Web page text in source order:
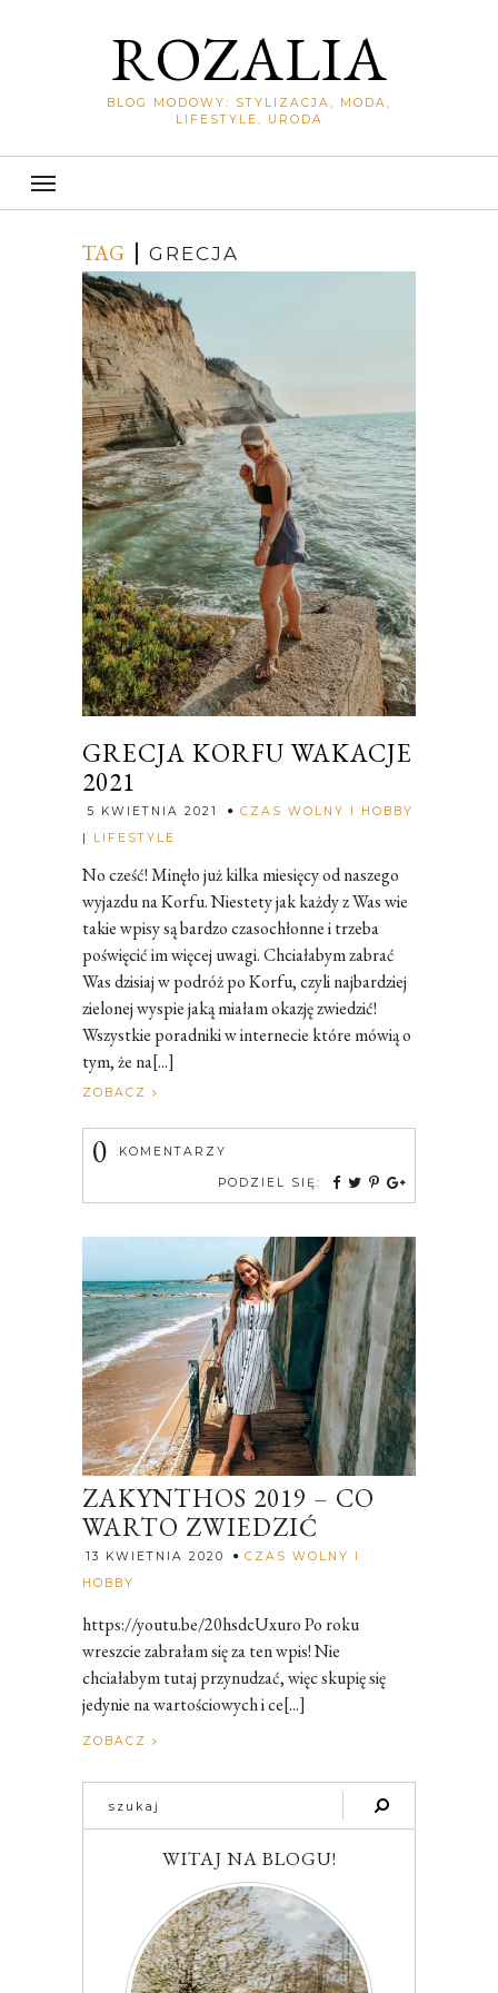
ROZALIA
BLOG MODOWY: STYLIZACJA, MODA,
LIFESTYLE, URODA
TAG GRECJA
GRECJA KORFU WAKACJE
2021
5 KWIETNIA 2021
CZAS WOLNY I HOBBY
| LIFESTYLE
No cześć! Minęło już kilka miesięcy od naszego
wyjazdu na Korfu. Niestety jak każdy z Was wie
takie wpisy są bardzo czasochłonne i trzeba
poświęcić im więcej uwagi. Chciałabym zabrać
Was dzisiaj w podróż po Korfu, czyli najbardziej
zielonej wyspie jaką miałam okazję zwiedzić!
Wszystkie poradniki w internecie które mówią o
tym, że na[...]
ZOBACZ
0 KOMENTARZY
PODZIEL SIĘ:
ZAKYNTHOS 2019 – CO
WARTO ZWIEDZIĆ
13 KWIETNIA 2020
CZAS WOLNY I
HOBBY
https://youtu.be/20hsdcUxuro Po roku
wreszcie zabrałam się za ten wpis! Nie
chciałabym tutaj przynudzać, więc skupię się
jedynie na wartościowych i ce[...]
ZOBACZ
WITAJ NA BLOGU!